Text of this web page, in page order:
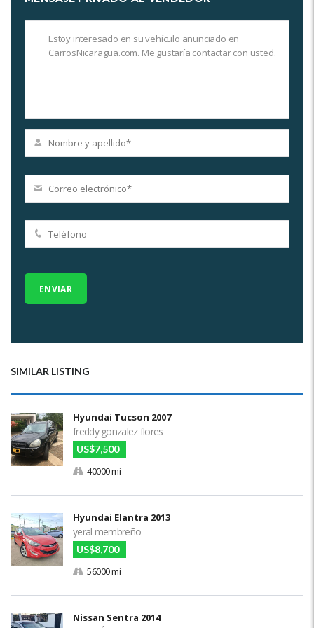
SIMILAR LISTING
Hyundai Tucson 2007
freddy gonzalez flores
US$7,500
40000 mi
Hyundai Elantra 2013
yeral membreño
US$8,700
56000 mi
Nissan Sentra 2014